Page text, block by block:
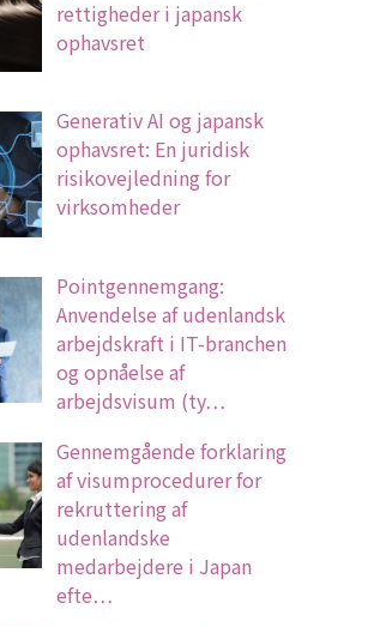
rettigheder i japansk
ophavsret
Generativ AI og japansk
ophavsret: En juridisk
risikovejledning for
virksomheder
Pointgennemgang:
Anvendelse af udenlandsk
arbejdskraft i IT-branchen
og opnåelse af
arbejdsvisum (ty…
Gennemgående forklaring
af visumprocedurer for
rekruttering af
udenlandske
medarbejdere i Japan
efte…